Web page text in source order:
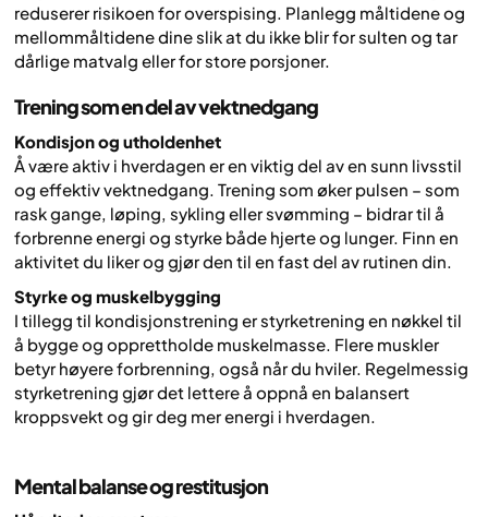
reduserer risikoen for overspising. Planlegg måltidene og
mellommåltidene dine slik at du ikke blir for sulten og tar
dårlige matvalg eller for store porsjoner.
Trening som en del av vektnedgang
Kondisjon og utholdenhet
Å være aktiv i hverdagen er en viktig del av en sunn livsstil
og effektiv vektnedgang. Trening som øker pulsen – som
rask gange, løping, sykling eller svømming – bidrar til å
forbrenne energi og styrke både hjerte og lunger. Finn en
aktivitet du liker og gjør den til en fast del av rutinen din.
Styrke og muskelbygging
I tillegg til kondisjonstrening er styrketrening en nøkkel til
å bygge og opprettholde muskelmasse. Flere muskler
betyr høyere forbrenning, også når du hviler. Regelmessig
styrketrening gjør det lettere å oppnå en balansert
kroppsvekt og gir deg mer energi i hverdagen.
Mental balanse og restitusjon